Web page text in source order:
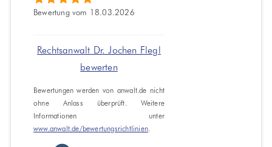
Bewertung vom 18.03.2026
Rechtsanwalt Dr. Jochen Flegl
bewerten
Bewertungen werden von anwalt.de nicht
ohne Anlass überprüft. Weitere
Informationen unter
www.anwalt.de/bewertungsrichtlinien.